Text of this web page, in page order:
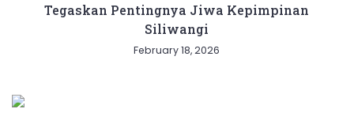
Tegaskan Pentingnya Jiwa Kepimpinan
Siliwangi
February 18, 2026